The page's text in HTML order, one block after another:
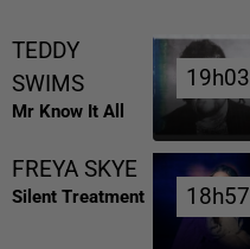
TEDDY
SWIMS
Mr Know It All
19h03
19h03
FREYA SKYE
Silent Treatment 18h57
18h57